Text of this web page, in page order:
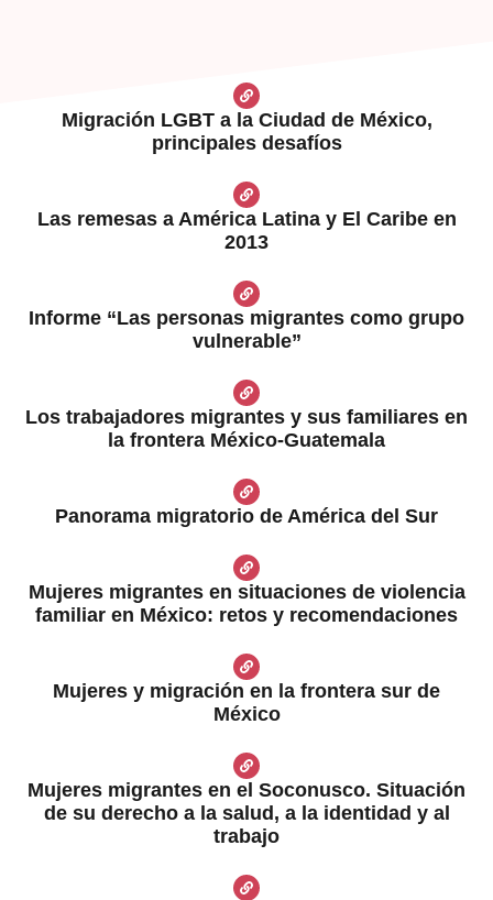
Migración LGBT a la Ciudad de México,
principales desafíos
Las remesas a América Latina y El Caribe en
2013
Informe “Las personas migrantes como grupo
vulnerable”
Los trabajadores migrantes y sus familiares en
la frontera México-Guatemala
Panorama migratorio de América del Sur
Mujeres migrantes en situaciones de violencia
familiar en México: retos y recomendaciones
Mujeres y migración en la frontera sur de
México
Mujeres migrantes en el Soconusco. Situación
de su derecho a la salud, a la identidad y al
trabajo